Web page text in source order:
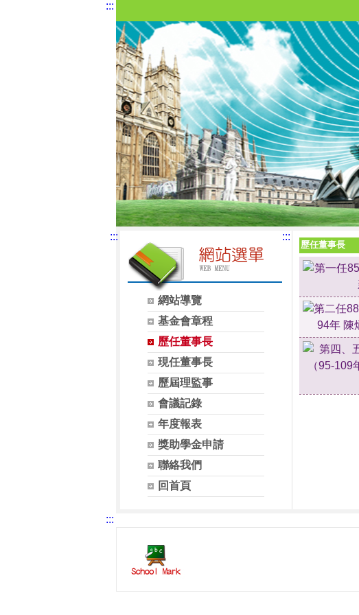
:::
:::
網站導覽
基金會章程
歷任董事長
現任董事長
歷屆理監事
會議記錄
年度報表
獎助學金申請
聯絡我們
回首頁
:::
歷任董事長
:::